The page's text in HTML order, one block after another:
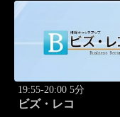
19:55-20:00 5分
ビズ・レコ